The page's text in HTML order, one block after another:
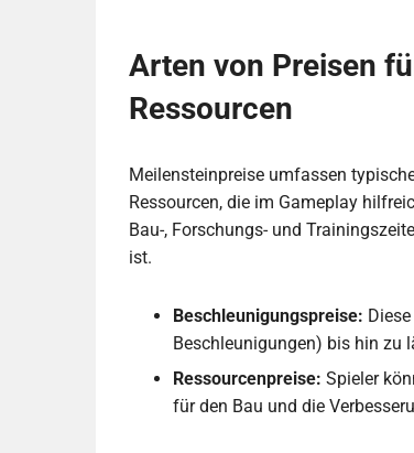
Arten von Preisen
Ressourcen
Meilensteinpreise umfassen
Ressourcen, die im Gameplay
Bau-, Forschungs- und
ist.
Beschleunigungspreise:
Beschleunigungen) bis hin zu
Ressourcenpreise: Spieler
für den Bau und die